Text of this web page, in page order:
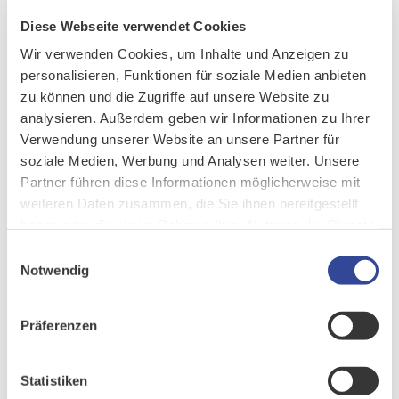
Diese Webseite verwendet Cookies
Wir verwenden Cookies, um Inhalte und Anzeigen zu
personalisieren, Funktionen für soziale Medien anbieten
zu können und die Zugriffe auf unsere Website zu
analysieren. Außerdem geben wir Informationen zu Ihrer
Verwendung unserer Website an unsere Partner für
soziale Medien, Werbung und Analysen weiter. Unsere
Partner führen diese Informationen möglicherweise mit
weiteren Daten zusammen, die Sie ihnen bereitgestellt
Notwendig
Präferenzen
Statistiken
DIE BEIDEN CEOS VON DBCONCEPTS: PETER MACEK (LINKS) UND
KLAUS-MICHAEL HATZINGER
AUSBAUSTUFEN IN PLANUNG
Erweiterungen, wie die Anbindung der Marketing Automation-
Software Evalanche, sind ebenfalls für die Zukunft in Planung.
CURSOR und DBConcepts als Software- und Technologie-
wir uns außerordentlich auf die weitere Zusammenarbeit",
betont Thomas Schelhorn, Key Account Manager bei CURSOR.